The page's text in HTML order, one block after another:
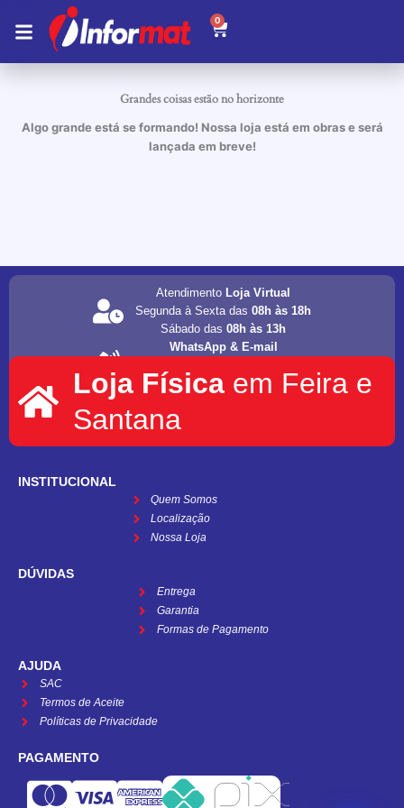
para
conteúdo
Grandes coisas estão no horizonte
Algo grande está se formando! Nossa loja está em obras e será
lançada em breve!
Atendimento Loja Virtual
Segunda à Sexta das08h às 18h
Sábado das08h às 13h
WhatsApp & E-mail
informat.servicos1@gmail.com
Loja Física em Feira e
Santana
INSTITUCIONAL
Quem Somos
Localização
Nossa Loja
DÚVIDAS
Entrega
Garantia
Formas de Pagamento
AJUDA
SAC
Termos de Aceite
Políticas de Privacidade
PAGAMENTO
0
Carrinho